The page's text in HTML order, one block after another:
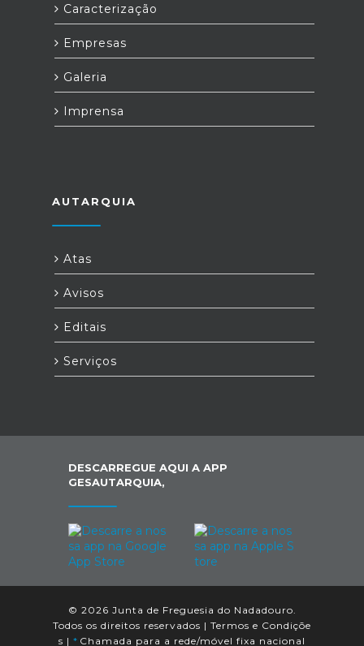
Caracterização
Empresas
Galeria
Imprensa
AUTARQUIA
Atas
Avisos
Editais
Serviços
DESCARREGUE AQUI A APP
GESAUTARQUIA,
© 2026 Junta de Freguesia do Nadadouro.
Todos os direitos reservados | Termos e Condiçõe
s | * Chamada para a rede/móvel fixa nacional